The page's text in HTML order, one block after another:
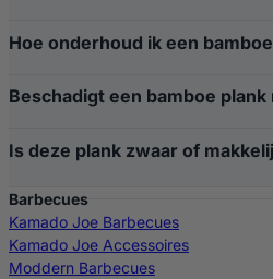
Hoe onderhoud ik een
Beschadigt een bamboe plank
Is deze plank zwaar of
Barbecues
Kamado Joe Barbecues
Kamado Joe Accessoires
Moddern Barbecues